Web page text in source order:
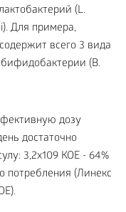
(L.
Для примера,
всего 3 вида
бифидобактерии (B.
дозу
достаточно
3,2х109 КОЕ - 64%
(Линекс